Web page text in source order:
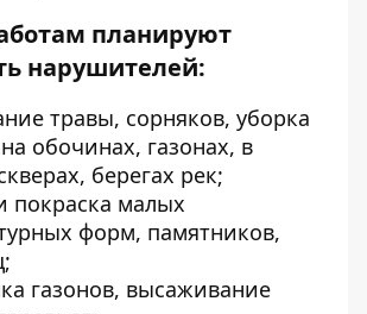
планируют
нарушителей:
травы, сорняков, уборка
обочинах, газонах, в
берегах рек;
покраска малых
форм, памятников,
газонов, высаживание